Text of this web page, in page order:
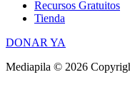
Recursos Gratuitos
Tienda
DONAR YA
Mediapila © 2026